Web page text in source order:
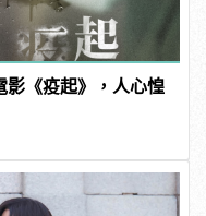
影《疫起》，人心惶